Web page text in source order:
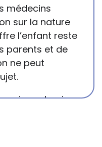
médecins
sur la nature
l’enfant reste
parents et de
ne peut
puisse